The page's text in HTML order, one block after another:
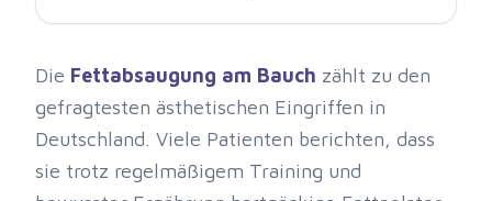
Die Fettabsaugung am Bauch zählt zu den
gefragtesten ästhetischen Eingriffen in
Deutschland. Viele Patienten berichten, dass
sie trotz regelmäßigem Training und